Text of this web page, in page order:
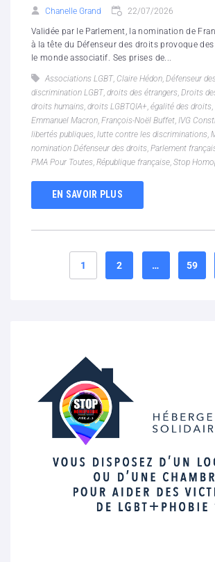
Chanelle Grand 22/07/2026
Validée par le Parlement, la nomination de
à la tête du Défenseur des droits provoque
le monde associatif. Ses prises de...
Associations LGBT, Claire Hédon, Défenseur
discrimination LGBT, droits des étrangers, Droits
droits humains, droits LGBTQIA+, égalité des droits,
Emmanuel Macron, François-Noël Buffet, IVG
libertés publiques, lutte contre les discriminations,
nomination Défenseur des droits, Parlement
PMA Pour Toutes, République française, Stop
EN SAVOIR PLUS
1 2 … 59